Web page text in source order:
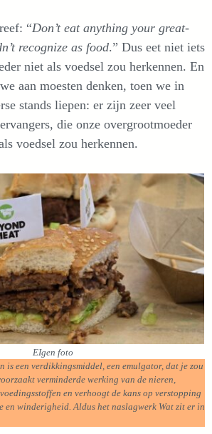
“Don’t eat anything your great-
recognize as food.” Dus eet niet iets
niet als voedsel zou herkennen. En
aan moesten denken, toen we in
stands liepen: er zijn zeer veel
die onze overgrootmoeder
voedsel zou herkennen.
EIgen foto
is een verdikkingsmiddel, een emulgator, dat je zou
verminderde werking van de nieren,
en verhoogt de kans op verstopping
en winderigheid. Aldus het naslagwerk Wat zit er in